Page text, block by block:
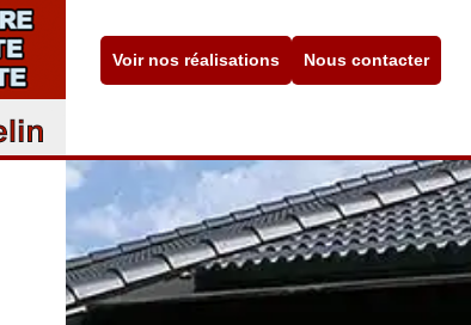
Voir nos réalisations Nous contacter